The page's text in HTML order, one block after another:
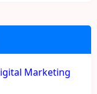
Marketing